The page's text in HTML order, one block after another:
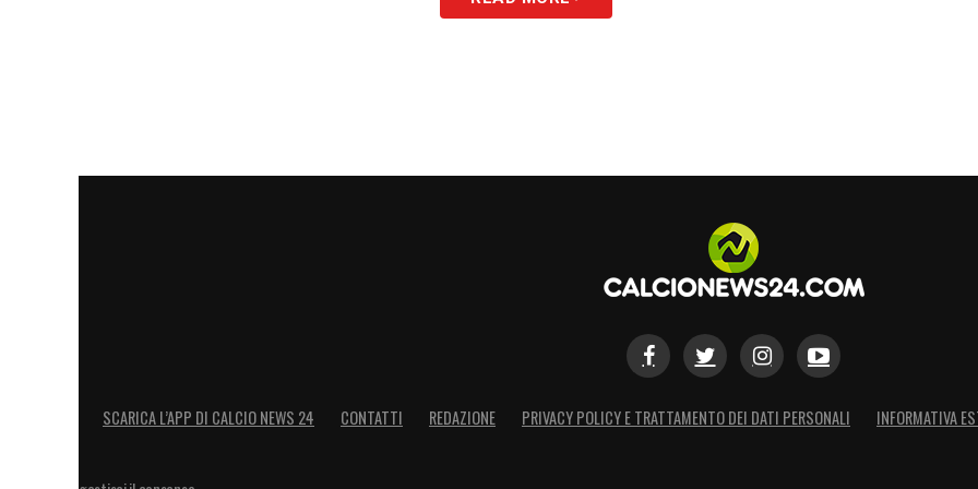
SCARICA L’APP DI CALCIO NEWS 24 CONTATTI REDAZIONE PRIVACY POLICY E TRATTAMENTO DEI DATI PERSONALI INFORMATIVA